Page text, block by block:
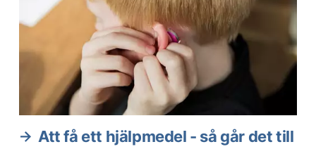
Att få ett hjälpmedel - så går det till